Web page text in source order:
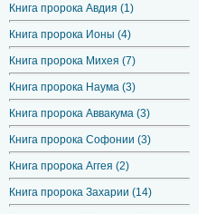
Книга пророка Авдия (1)
Книга пророка Ионы (4)
Книга пророка Михея (7)
Книга пророка Наума (3)
Книга пророка Аввакума (3)
Книга пророка Софонии (3)
Книга пророка Аггея (2)
Книга пророка Захарии (14)